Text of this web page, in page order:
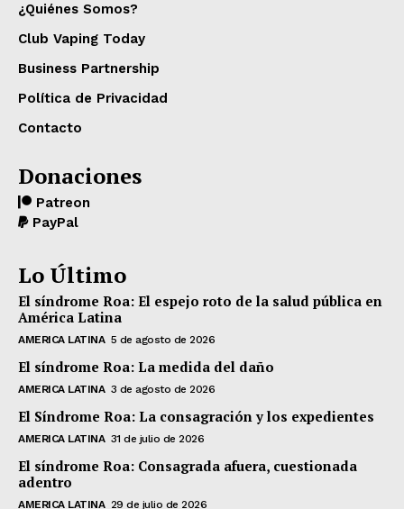
¿Quiénes Somos?
Club Vaping Today
Business Partnership
Política de Privacidad
Contacto
Donaciones
Patreon
PayPal
Lo Último
El síndrome Roa: El espejo roto de la salud pública en
América Latina
AMERICA LATINA 5 de agosto de 2026
El síndrome Roa: La medida del daño
AMERICA LATINA 3 de agosto de 2026
El Síndrome Roa: La consagración y los expedientes
AMERICA LATINA 31 de julio de 2026
El síndrome Roa: Consagrada afuera, cuestionada
adentro
AMERICA LATINA 29 de julio de 2026